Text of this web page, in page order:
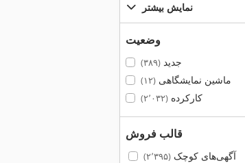
نمایش بیشتر
وضعیت
جدید(۳۸۹)
ماشین نمایشگاهی(۱۲)
کارکرده(۲٬۰۳۲)
قالب فروش
آگهی‌های کوچک(۲٬۳۹۵)